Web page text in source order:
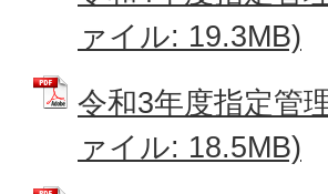
ァイル: 19.3MB)
令和3年度指定管
ァイル: 18.5MB)